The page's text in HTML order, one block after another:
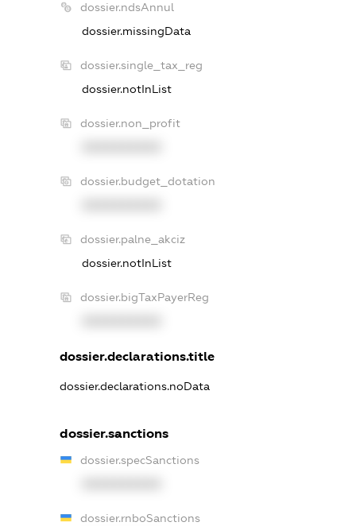
dossier.ndsAnnul
dossier.missingData
dossier.single_tax_reg
dossier.notInList
dossier.non_profit
dossier.budget_dotation
dossier.palne_akciz
dossier.notInList
dossier.bigTaxPayerReg
dossier.declarations.title
dossier.declarations.noData
dossier.sanctions
dossier.specSanctions
dossier.rnboSanctions